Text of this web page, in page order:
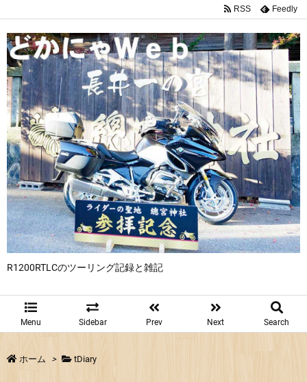
R1200RTLCのツーリング記録と雑記
Menu Sidebar Prev Next Search
RSS Feedly
ホーム > tDiary